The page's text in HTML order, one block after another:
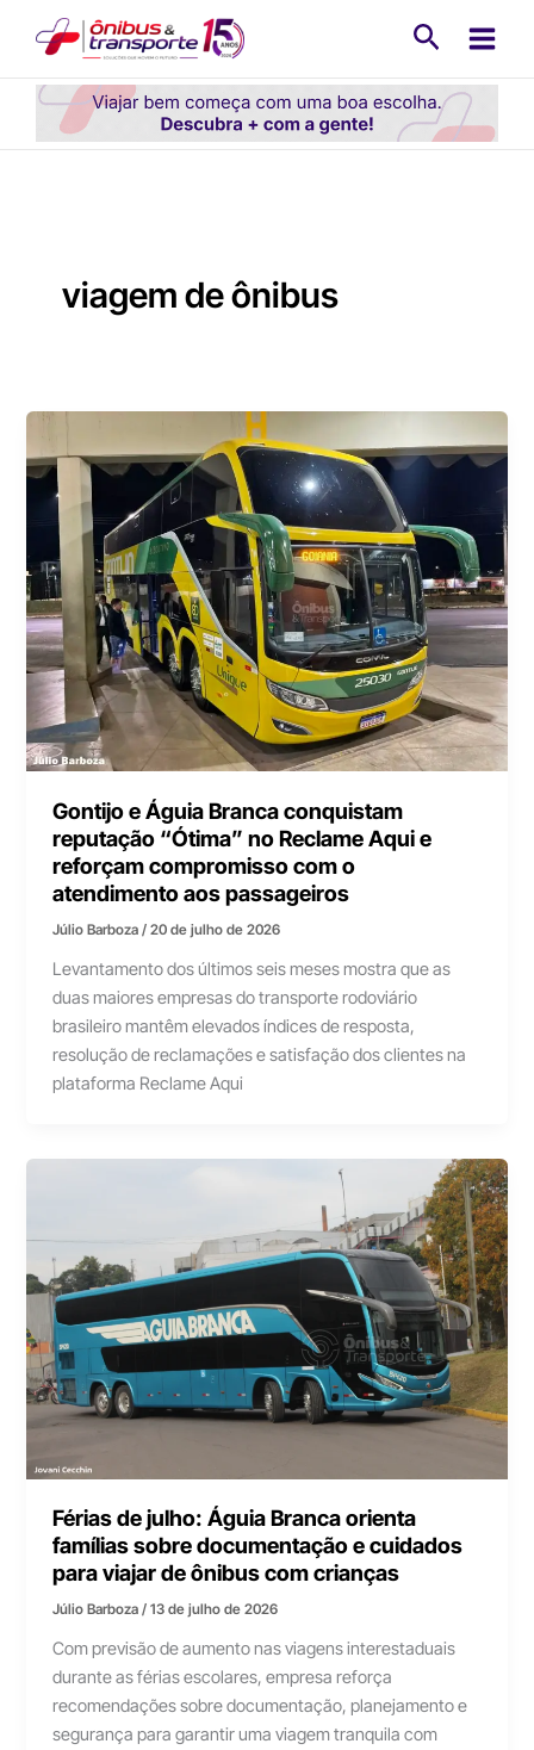
conteúdo
viagem de ônibus
Gontijo e Águia Branca conquistam
reputação “Ótima” no Reclame Aqui e
reforçam compromisso com o
atendimento aos passageiros
Júlio Barboza/20 de julho de 2026
Levantamento dos últimos seis meses mostra que as
duas maiores empresas do transporte rodoviário
brasileiro mantêm elevados índices de resposta,
resolução de reclamações e satisfação dos clientes na
plataforma Reclame Aqui
Férias de julho: Águia Branca orienta
famílias sobre documentação e cuidados
para viajar de ônibus com crianças
Júlio Barboza/13 de julho de 2026
Com previsão de aumento nas viagens interestaduais
durante as férias escolares, empresa reforça
recomendações sobre documentação, planejamento e
segurança para garantir uma viagem tranquila com